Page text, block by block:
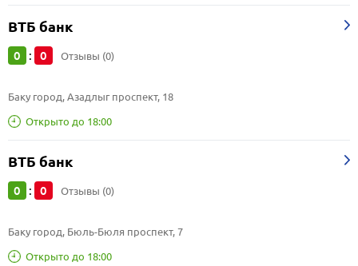
ВТБ банк
0 : 0 Отзывы (0)
Открыто до 18:00
Баку город, Азадлыг проспект, 18
ВТБ банк
0 : 0 Отзывы (0)
Открыто до 18:00
Баку город, Бюль-Бюля проспект, 7